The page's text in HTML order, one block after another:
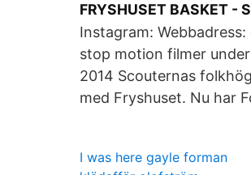
FRYSHUSET BASKET
Instagram:
stop motion filmer
2014 Scouternas
med Fryshuset. Nu har
I was here gayle forman